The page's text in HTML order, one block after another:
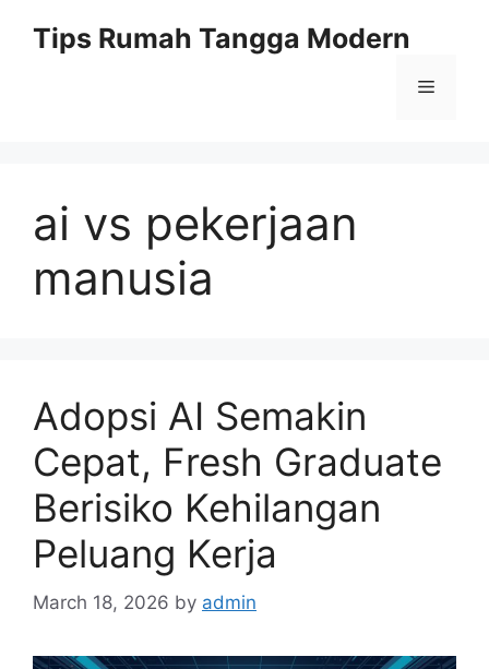
Tips Rumah Tangga Modern
Menu
ai vs pekerjaan
manusia
Adopsi AI Semakin
Cepat, Fresh Graduate
Berisiko Kehilangan
Peluang Kerja
March 18, 2026 by admin